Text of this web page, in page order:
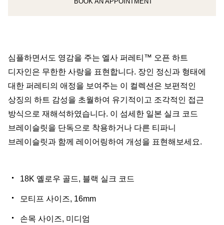
클라이언트 어드바이저에게 문의하거나 예약하세요
심플하면서도 영감을 주는 엘사 퍼레티™ 오픈 하트
디자인은 무한한 사랑을 표현합니다. 장인 정신과 형태에
대한 퍼레티의 애정을 보여주는 이 컬렉션은 보편적인
상징의 하트 감성을 초월하여 유기적이고 조각적인 접근
방식으로 재해석하였습니다. 이 섬세한 일본 실크 코드
브레이슬릿을 단독으로 착용하거나 다른 티파니
브레이슬릿과 함께 레이어링하여 개성을 표현해보세요.
18K 옐로우 골드, 블랙 실크 코드
모티프 사이즈, 16mm
손목 사이즈, 미디엄